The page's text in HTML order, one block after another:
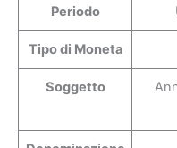
Periodo
Tipo di Moneta
Soggetto